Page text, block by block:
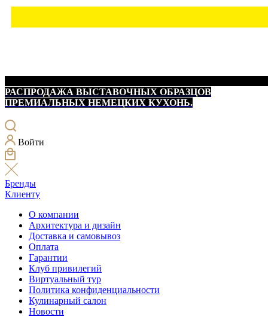
РАСПРОДАЖА ВЫСТАВОЧНЫХ ОБРАЗЦОВ
ПРЕМИАЛЬНЫХ НЕМЕЦКИХ КУХОНЬ.
Войти
Бренды
Клиенту
О компании
Архитектура и дизайн
Доставка и самовывоз
Оплата
Гарантии
Клуб привилегий
Виртуальный тур
Политика конфиденциальности
Кулинарный салон
Новости